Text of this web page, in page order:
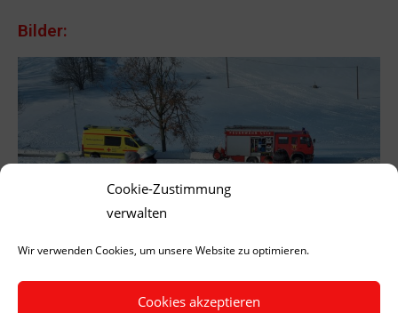
Cookie-Zustimmung
verwalten
Wir verwenden Cookies, um unsere Website zu optimieren.
Cookies akzeptieren
Bilder: